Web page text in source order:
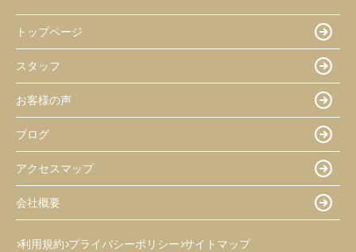
トップページ
スタッフ
お客様の声
ブログ
アクセスマップ
会社概要
利用規約 プライバシーポリシー サイトマップ